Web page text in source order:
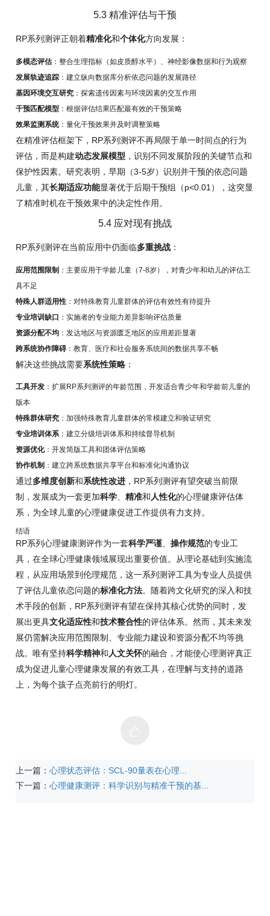
5.3 精准评估与干预
RP系列测评正朝着精准化和个体化方向发展：
多模态评估：整合生理指标（如皮质醇水平）、神经影像数据和行为观察
发展轨迹追踪 ：建立纵向数据库分析依恋问题的发展路径
基因环境交互研究 ：探索遗传因素与环境因素的交互作用
干预匹配模型 ：根据评估结果匹配最有效的干预策略
效果监测系统：量化干预效果并及时调整策略
在精准评估框架下，RP系列测评不再局限于单一时间点的行为
评估，而是构建动态发展模型 ，识别不同发展阶段的关键节点和
保护性因素。研究表明，早期（3-5岁）识别并干预的依恋问题
儿童，其长期适应功能显著优于后期干预组（p<0.01），这突显
了精准时机在干预效果中的决定性作用。
5.4 应对现有挑战
RP系列测评在当前应用中仍面临多重挑战 ：
应用范围限制 ：主要应用于学龄儿童（7-8岁），对青少年和幼儿的评估工
具不足
特殊人群适用性 ：对特殊教育儿童群体的评估有效性有待提升
专业培训缺口 ：实施者的专业能力差异影响评估质量
资源分配不均 ：发达地区与资源匮乏地区的应用差距显著
跨系统协作障碍 ：教育、医疗和社会服务系统间的数据共享不畅
解决这些挑战需要系统性策略 ：
工具开发 ：扩展RP系列测评的年龄范围，开发适合青少年和学龄前儿童的
版本
特殊群体研究 ：加强特殊教育儿童群体的常模建立和验证研究
专业培训体系：建立分级培训体系和持续督导机制
资源优化：开发简版工具和团体评估策略
协作机制 ：建立跨系统数据共享平台和标准化沟通协议
通过多维度创新和系统性改进 ，RP系列测评有望突破当前限
制，发展成为一套更加科学、精准和人性化的心理健康评估体
系，为全球儿童的心理健康促进工作提供有力支持。
结语
RP系列心理健康测评作为一套科学严谨、操作规范的专业工
具，在全球心理健康领域展现出重要价值。从理论基础到实施流
程，从应用场景到伦理规范，这一系列测评工具为专业人员提供
了评估儿童依恋问题的标准化方法。随着跨文化研究的深入和技
术手段的创新，RP系列测评有望在保持其核心优势的同时，发
展出更具文化适应性和技术整合性的评估体系。然而，其未来发
展仍需解决应用范围限制、专业能力建设和资源分配不均等挑
战。唯有坚持科学精神和人文关怀的融合，才能使心理测评真正
成为促进儿童心理健康发展的有效工具，在理解与支持的道路
上，为每个孩子点亮前行的明灯。
上一篇：心理状态评估：SCL-90量表在心理...
下一篇：心理健康测评：科学识别与精准干预的基...